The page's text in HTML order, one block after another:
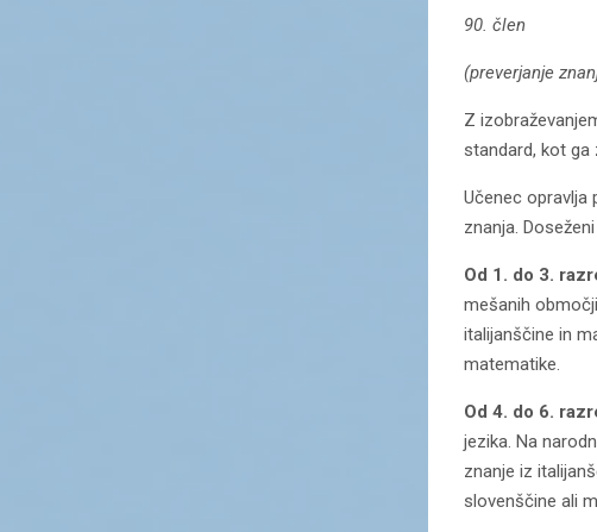
90. člen
(preverjanje
Z
standard, kot ga
Učenec opravlja
znanja.
Od 1. do 3.
mešanih
italijanščine in
matematike.
Od 4. do 6.
jezika. Na
znanje iz
slovenščine ali